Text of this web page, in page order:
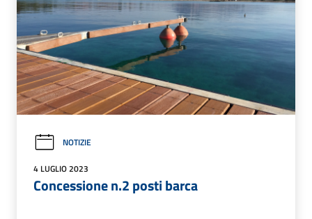
NOTIZIE
4 LUGLIO 2023
Concessione n.2 posti barca